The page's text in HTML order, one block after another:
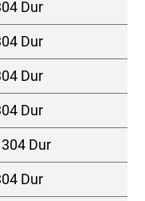
Dur
Dur
Dur
Dur
Dur
Dur